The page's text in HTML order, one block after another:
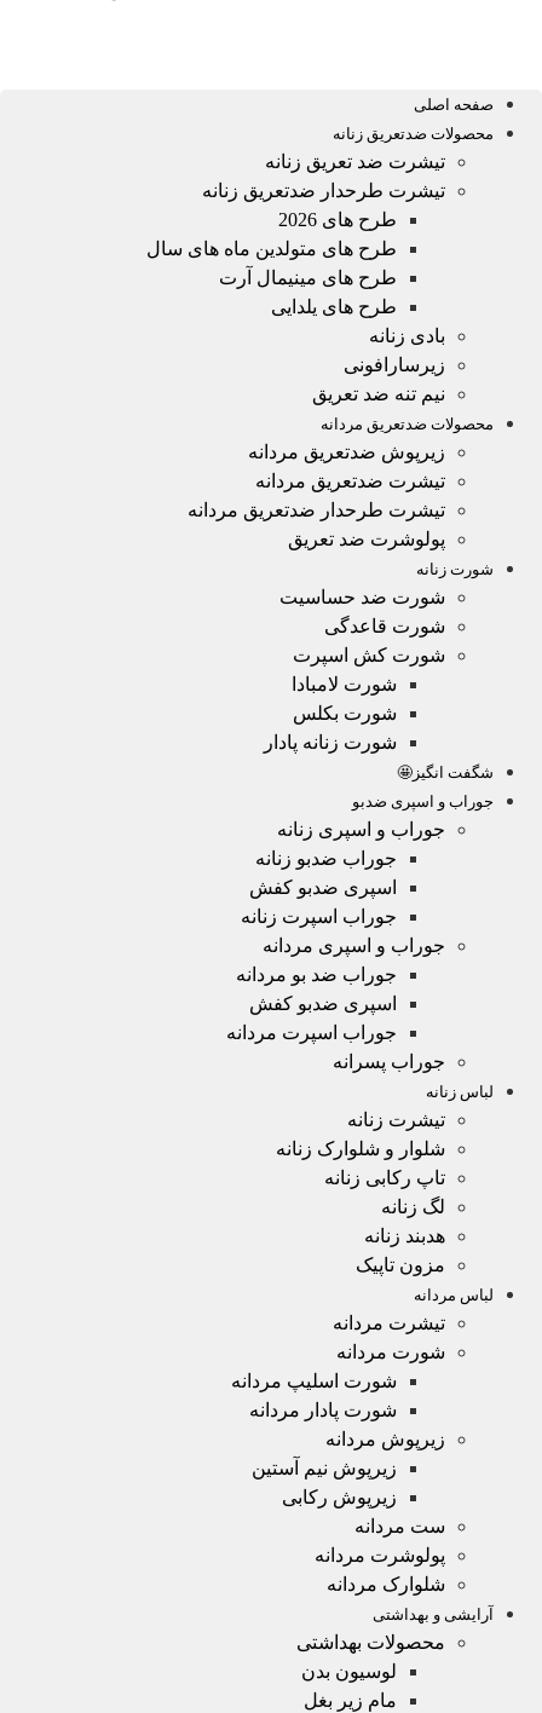
صفحه اصلی
محصولات ضدتعریق زنانه
تیشرت ضد تعریق زنانه
تیشرت طرحدار ضدتعریق زنانه
طرح های 2026
طرح های متولدین ماه های سال
طرح های مینیمال آرت
طرح های یلدایی
بادی زنانه
زیرسارافونی
نیم تنه ضد تعریق
محصولات ضدتعریق مردانه
زیرپوش ضدتعریق مردانه
تیشرت ضدتعریق مردانه
تیشرت طرحدار ضدتعریق مردانه
پولوشرت ضد تعریق
شورت زنانه
شورت ضد حساسیت
شورت قاعدگی
شورت کش اسپرت
شورت لامبادا
شورت بکلس
شورت زنانه پادار
شگفت انگیز🤩
جوراب و اسپری ضدبو
جوراب و اسپری زنانه
جوراب ضدبو زنانه
اسپری ضدبو کفش
جوراب اسپرت زنانه
جوراب و اسپری مردانه
جوراب ضد بو مردانه
اسپری ضدبو کفش
جوراب اسپرت مردانه
جوراب پسرانه
لباس زنانه
تیشرت زنانه
شلوار و شلوارک زنانه
تاپ رکابی زنانه
لگ زنانه
هدبند زنانه
مزون تاپیک
لباس مردانه
تیشرت مردانه
شورت مردانه
شورت اسلیپ مردانه
شورت پادار مردانه
زیرپوش مردانه
زیرپوش نیم آستین
زیرپوش رکابی
ست مردانه
پولوشرت مردانه
شلوارک مردانه
آرایشی و بهداشتی
محصولات بهداشتی
لوسیون بدن
مام زیر بغل